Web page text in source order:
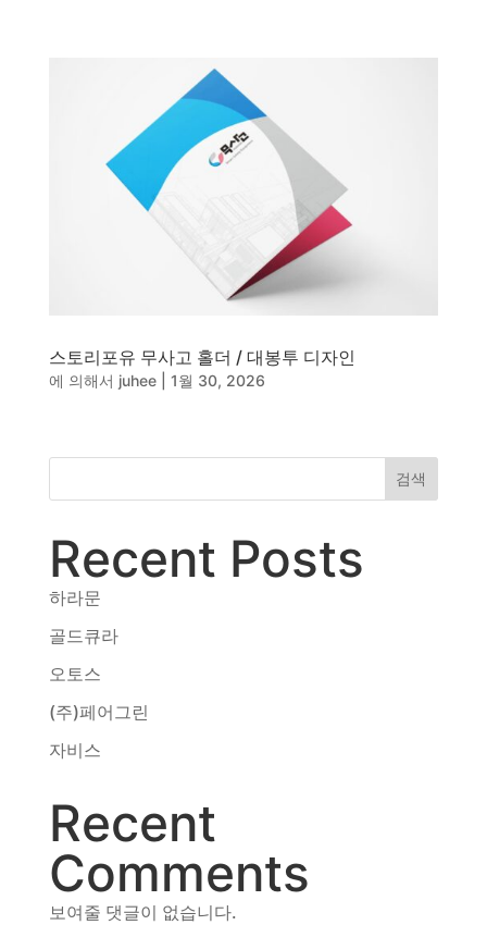
스토리포유 무사고 홀더 / 대봉투 디자인
에 의해서 juhee| 1월 30, 2026
검색
Recent Posts
하라문
골드큐라
오토스
(주)페어그린
자비스
Recent
Comments
보여줄 댓글이 없습니다.